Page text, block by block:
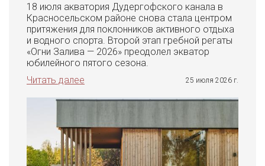
18 июля акватория Дудергофского канала в
Красносельском районе снова стала центром
притяжения для поклонников активного отдыха
и водного спорта. Второй этап гребной регаты
«Огни Залива — 2026» преодолел экватор
юбилейного пятого сезона.
Читать далее
25 июля 2026 г.